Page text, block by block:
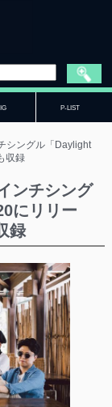
P-LIST
シングル「Daylight
収録
ンチシング
にリリー
録